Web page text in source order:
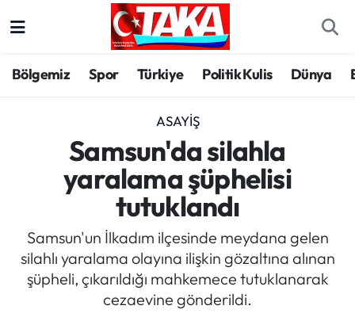
Bölgemiz Spor Türkiye Politik Kulis Dünya
ASAYIŞ
Samsun'da silahla
yaralama şüphelisi
tutuklandı
Samsun'un İlkadım ilçesinde meydana gelen
silahlı yaralama olayına ilişkin gözaltına alınan
şüpheli, çıkarıldığı mahkemece tutuklanarak
cezaevine gönderildi.
Spor
Türkiye
Kültür/Sanat
Politik Kulis
Trabzon Hava Durumu
Trabzon Trafik Yoğunluk Haritası
Süper Lig Puan Durumu ve Fikstür
Tüm Manşetler
Son Dakika Haberleri
Haber Arşivi